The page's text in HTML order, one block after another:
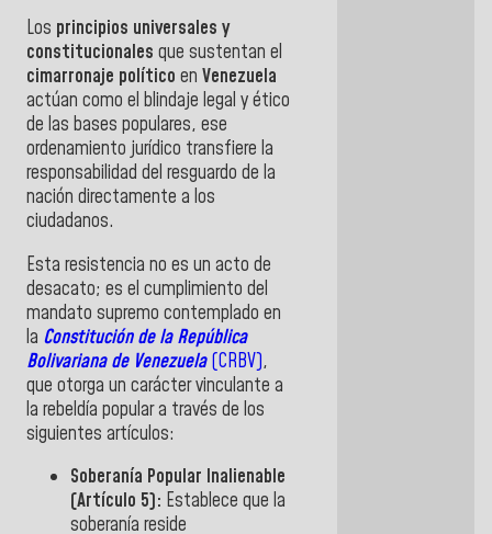
Los principios universales y
constitucionales que sustentan el
cimarronaje político en Venezuela
actúan como el blindaje legal y ético
de las bases populares, ese
ordenamiento jurídico transfiere la
responsabilidad del resguardo de la
nación directamente a los
ciudadanos.
Esta resistencia no es un acto de
desacato; es el cumplimiento del
mandato supremo contemplado en
la Constitución de la República
Bolivariana de Venezuela(CRBV),
que otorga un carácter vinculante a
la rebeldía popular a través de los
siguientes artículos:
Soberanía Popular Inalienable
(Artículo 5): Establece que la
soberanía reside